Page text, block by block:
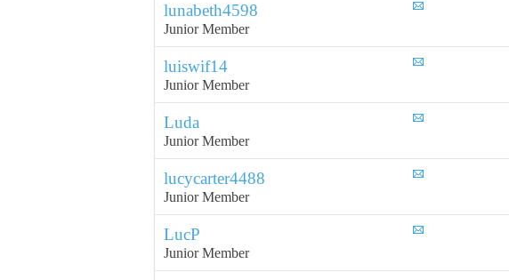
lunabeth4598
Junior Member
luiswif14
Junior Member
Luda
Junior Member
lucycarter4488
Junior Member
LucP
Junior Member